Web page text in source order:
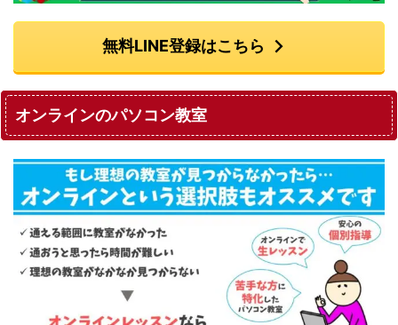
無料LINE登録はこちら
オンラインのパソコン教室